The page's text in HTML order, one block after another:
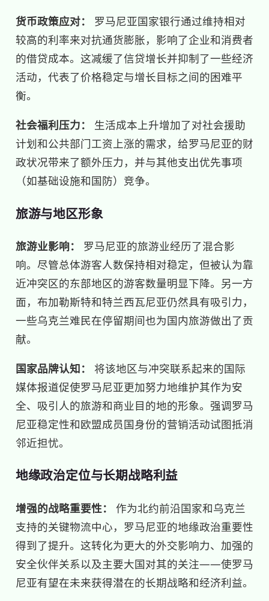
货币政策应对：
罗马尼亚国家银行通过维持相对
较高的利率来对抗通货膨胀，影响了企业和消费者
的借贷成本。这减缓了信贷增长并抑制了一些经济
活动，代表了价格稳定与增长目标之间的困难平
衡。
社会福利压力：
生活成本上升增加了对社会援助
计划和公共部门工资上涨的需求，给罗马尼亚的财
政状况带来了额外压力，并与其他支出优先事项
（如基础设施和国防）竞争。
旅游与地区形象
旅游业影响：
罗马尼亚的旅游业经历了混合影
响。尽管总体游客人数保持相对稳定，但被认为靠
近冲突区的东部地区的游客数量明显下降。另一方
面，布加勒斯特和特兰西瓦尼亚仍然具有吸引力，
一些乌克兰难民在停留期间也为国内旅游做出了贡
献。
国家品牌认知：
将该地区与冲突联系起来的国际
媒体报道促使罗马尼亚更加努力地维护其作为安
全、吸引人的旅游和商业目的地的形象。强调罗马
尼亚稳定性和欧盟成员国身份的营销活动试图抵消
邻近担忧。
地缘政治定位与长期战略利益
增强的战略重要性：
作为北约前沿国家和乌克兰
支持的关键物流中心，罗马尼亚的地缘政治重要性
得到了提升。这转化为更大的外交影响力、加强的
安全伙伴关系以及主要大国对其的关注——使罗马
尼亚有望在未来获得潜在的长期战略和经济利益。